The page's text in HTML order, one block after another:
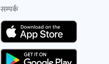
सम्पर्क